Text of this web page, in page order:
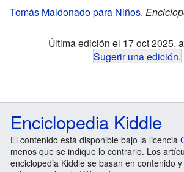
Tomás Maldonado para Niños.
Última edición el 17 oct 2025,
Sugerir una edición.
Enciclopedia Kiddle
El contenido está disponible bajo la licencia
menos que se indique lo contrario. Los
enciclopedia Kiddle se basan en contenido